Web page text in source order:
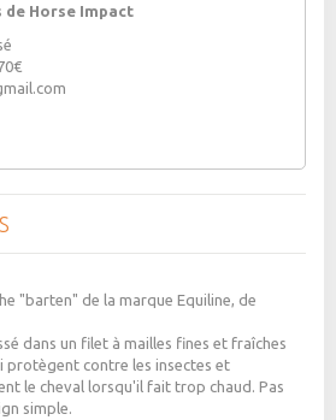
de Horse Impact
"barten" de la marque Equiline, de
dans un filet à mailles fines et fraîches
protègent contre les insectes et
le cheval lorsqu'il fait trop chaud. Pas
simple.